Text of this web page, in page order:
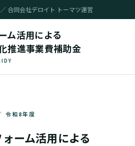
合同会社デロイト トーマツ運営
ム活用による
推進事業費補助金
令和8年度
ーム活用による